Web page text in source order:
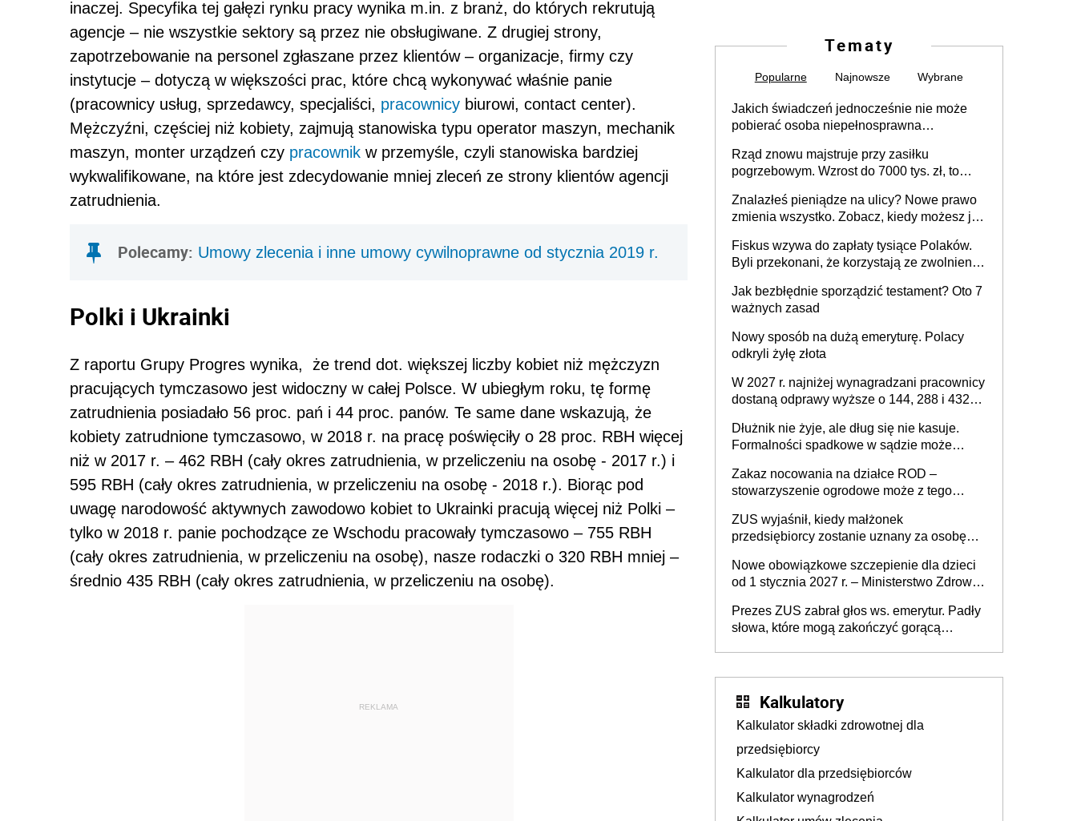
inaczej. Specyfika tej gałęzi rynku pracy wynika m.in. z branż, do których rekrutują
agencje – nie wszystkie sektory są przez nie obsługiwane. Z drugiej strony,
zapotrzebowanie na personel zgłaszane przez klientów – organizacje, firmy czy
instytucje – dotyczą w większości prac, które chcą wykonywać właśnie panie
(pracownicy usług, sprzedawcy, specjaliści, pracownicy biurowi, contact center).
Mężczyźni, częściej niż kobiety, zajmują stanowiska typu operator maszyn, mechanik
maszyn, monter urządzeń czy pracownik w przemyśle, czyli stanowiska bardziej
wykwalifikowane, na które jest zdecydowanie mniej zleceń ze strony klientów agencji
zatrudnienia.
Polecamy: Umowy zlecenia i inne umowy cywilnoprawne od stycznia 2019 r.
Polki i Ukrainki
Z raportu Grupy Progres wynika, że trend dot. większej liczby kobiet niż mężczyzn
pracujących tymczasowo jest widoczny w całej Polsce. W ubiegłym roku, tę formę
zatrudnienia posiadało 56 proc. pań i 44 proc. panów. Te same dane wskazują, że
kobiety zatrudnione tymczasowo, w 2018 r. na pracę poświęciły o 28 proc. RBH więcej
niż w 2017 r. – 462 RBH (cały okres zatrudnienia, w przeliczeniu na osobę - 2017 r.) i
595 RBH (cały okres zatrudnienia, w przeliczeniu na osobę - 2018 r.). Biorąc pod
uwagę narodowość aktywnych zawodowo kobiet to Ukrainki pracują więcej niż Polki –
tylko w 2018 r. panie pochodzące ze Wschodu pracowały tymczasowo – 755 RBH
(cały okres zatrudnienia, w przeliczeniu na osobę), nasze rodaczki o 320 RBH mniej –
średnio 435 RBH (cały okres zatrudnienia, w przeliczeniu na osobę).
REKLAMA
Tematy
Popularne Najnowsze Wybrane
Jakich świadczeń jednocześnie nie może
pobierać osoba niepełnosprawna
Rząd znowu majstruje przy zasiłku
pogrzebowym. Wzrost do 7000 tys. zł, to
Znalazłeś pieniądze na ulicy? Nowe prawo
zmienia wszystko. Zobacz, kiedy możesz je
Fiskus wzywa do zapłaty tysiące Polaków.
Byli przekonani, że korzystają ze zwolnienia
Jak bezbłędnie sporządzić testament? Oto 7
ważnych zasad
Nowy sposób na dużą emeryturę. Polacy
odkryli żyłę złota
W 2027 r. najniżej wynagradzani pracownicy
dostaną odprawy wyższe o 144, 288 i 432
Dłużnik nie żyje, ale dług się nie kasuje.
Formalności spadkowe w sądzie może
zmarłego
Zakaz nocowania na działce ROD –
stowarzyszenie ogrodowe może z tego
działki (wypowiedzieć dzierżawę)?
ZUS wyjaśnił, kiedy małżonek
przedsiębiorcy zostanie uznany za osobę
Nowe obowiązkowe szczepienie dla dzieci
od 1 stycznia 2027 r. – Ministerstwo Zdrowia
2027 r.
Prezes ZUS zabrał głos ws. emerytur. Padły
słowa, które mogą zakończyć gorącą
Kalkulatory
Kalkulator składki zdrowotnej dla
przedsiębiorcy
Kalkulator dla przedsiębiorców
Kalkulator wynagrodzeń